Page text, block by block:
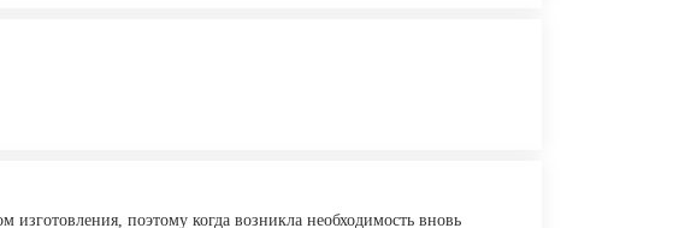
изготовления, поэтому когда возникла необходимость вновь